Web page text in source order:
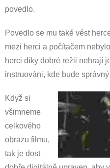
povedlo.
Povedlo se mu také vést
mezi herci a počítačem
herci díky dobré režii nehrají
instruováni, kde bude
Když si
všimneme
celkového
obrazu filmu,
tak je dost